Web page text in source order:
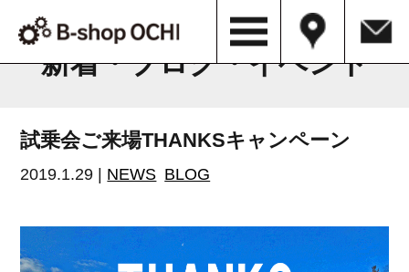
B-shop OCHI NEWS & BLOG
新着・ブログ・イベント
試乗会ご来場THANKSキャンペーン
2019.1.29 | NEWS BLOG